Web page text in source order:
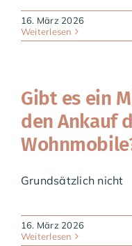
16. März 2026
Weiterlesen
Gibt es ein
den Ankauf
Grundsätzlich nicht
16. März 2026
Weiterlesen